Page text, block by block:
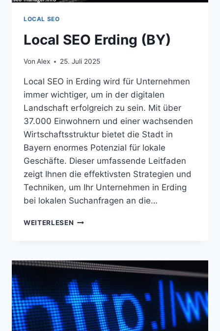
LOCAL SEO
Local SEO Erding (BY)
Von Alex 25. Juli 2025
Local SEO in Erding wird für Unternehmen
immer wichtiger, um in der digitalen
Landschaft erfolgreich zu sein. Mit über
37.000 Einwohnern und einer wachsenden
Wirtschaftsstruktur bietet die Stadt in
Bayern enormes Potenzial für lokale
Geschäfte. Dieser umfassende Leitfaden
zeigt Ihnen die effektivsten Strategien und
Techniken, um Ihr Unternehmen in Erding
bei lokalen Suchanfragen an die…
WEITERLESEN LOCAL